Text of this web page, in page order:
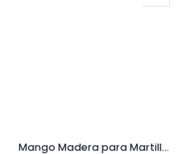
Mango Madera para Martillo Ref. M8011-C